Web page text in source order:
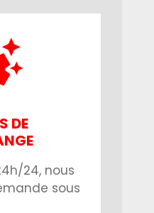
DE
24, nous
sous